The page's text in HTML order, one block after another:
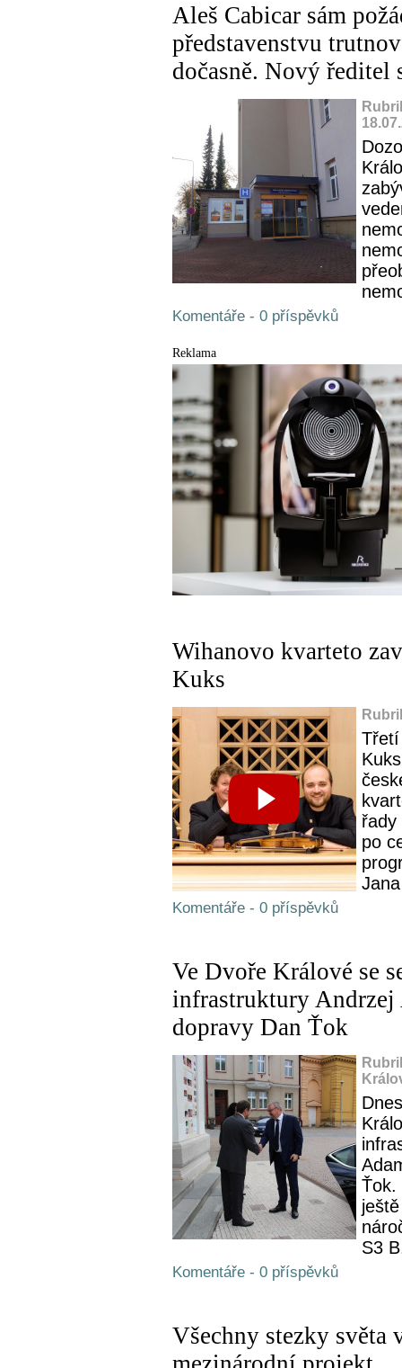
Aleš Cabicar sám
představenstvu
dočasně. Nový ředitel
Komentáře - 0 příspěvků
Reklama
Wihanovo kvarteto
Kuks
Třetí
řady
po
Komentáře - 0 příspěvků
Ve Dvoře Králové se
infrastruktury Andrzej
dopravy Dan Ťok
Ťok.
S3
Komentáře - 0 příspěvků
Všechny stezky světa